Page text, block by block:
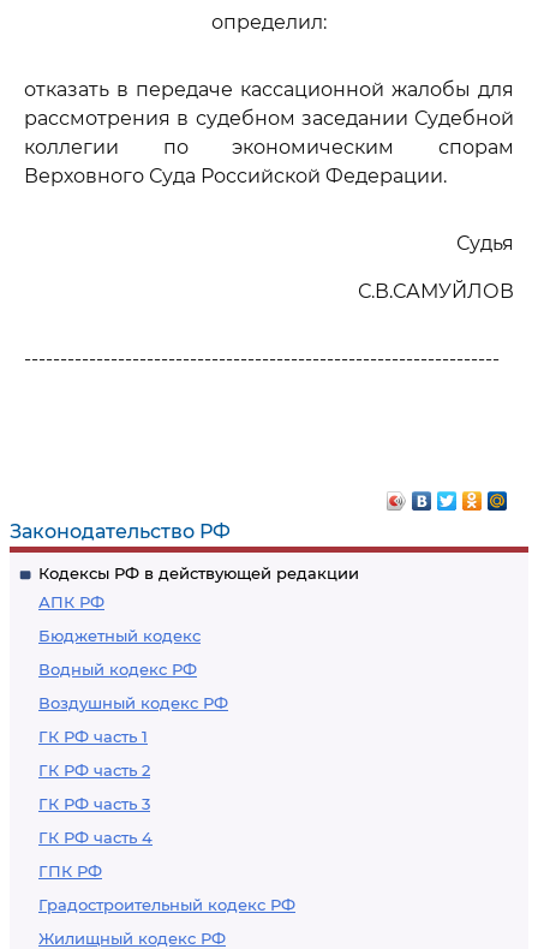
Законодательство РФ
Кодексы РФ в действующей редакции
АПК РФ
Бюджетный кодекс
Водный кодекс РФ
Воздушный кодекс РФ
ГК РФ часть 1
ГК РФ часть 2
ГК РФ часть 3
ГК РФ часть 4
ГПК РФ
Градостроительный кодекс РФ
Жилищный кодекс РФ
определил:
отказать в передаче кассационной жалобы для
рассмотрения в судебном заседании Судебной
коллегии по экономическим спорам
Верховного Суда Российской Федерации.
Судья
С.В.САМУЙЛОВ
------------------------------------------------------------------